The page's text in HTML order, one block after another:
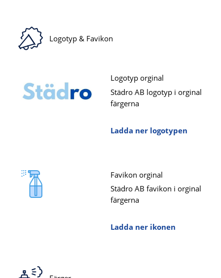
Logotyp & Favikon
Logotyp orginal
Städro AB logotyp i orginal
färgerna
Ladda ner logotypen
Favikon orginal
Städro AB favikon i orginal
färgerna
Ladda ner ikonen